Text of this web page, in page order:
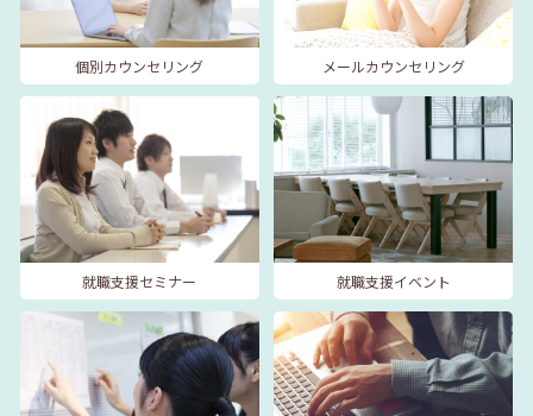
個別カウンセリング メールカウンセリング
就職支援セミナー 就職支援イベント